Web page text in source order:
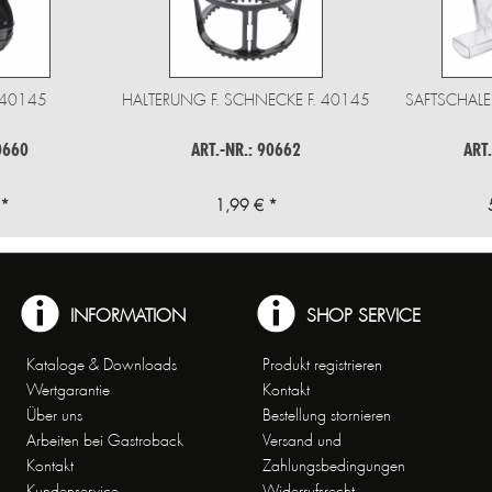
40145 HALTERUNG F. SCHNECKE F. 40145
ART.-NR.: 90662
1,99 € *
INFORMATION
Kataloge & Downloads
Wertgarantie
Über uns
Arbeiten bei Gastroback
Kontakt
SHOP SERVICE
Produkt registrieren
Kontakt
Bestellung stornieren
Versand und
Zahlungsbedingungen